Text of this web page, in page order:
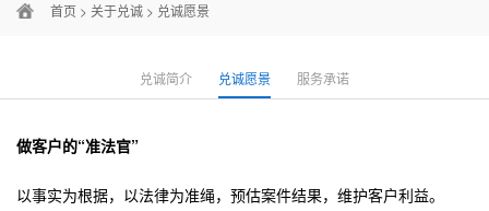
首页 > 关于兑诚 > 兑诚愿景
兑诚简介 兑诚愿景 服务承诺
做客户的“准法官”
以事实为根据，以法律为准绳，预估案件结果，维护客户利益。